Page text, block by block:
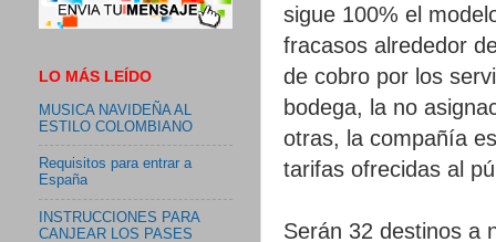
sigue 100% el
fracasos alrededor
de cobro por los
bodega, la no
otras, la compañía
tarifas ofrecidas al
Serán 32 destinos a
LO MÁS LEÍDO
MUSICA NAVIDEÑA AL
ESTILO COLOMBIANO
Requisitos para entrar a
España
INSTRUCCIONES PARA
CANJEAR LOS PASES